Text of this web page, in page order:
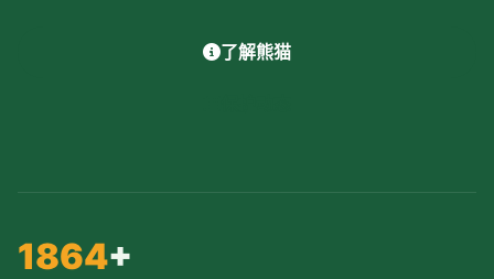
了解熊猫
1864+